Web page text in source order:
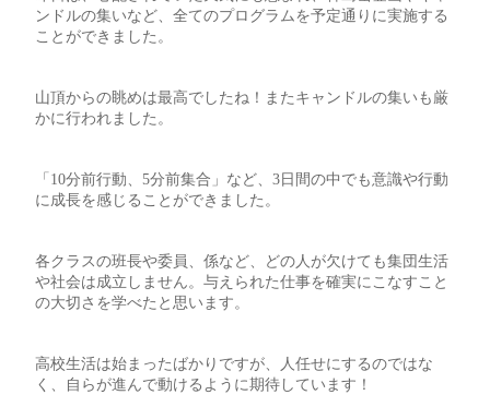
ンドルの集いなど、全てのプログラムを予定通りに実施する
ことができました。
山頂からの眺めは最高でしたね！またキャンドルの集いも厳
かに行われました。
「10分前行動、5分前集合」など、3日間の中でも意識や行動
に成長を感じることができました。
各クラスの班長や委員、係など、どの人が欠けても集団生活
や社会は成立しません。与えられた仕事を確実にこなすこと
の大切さを学べたと思います。
高校生活は始まったばかりですが、人任せにするのではな
く、自らが進んで動けるように期待しています！